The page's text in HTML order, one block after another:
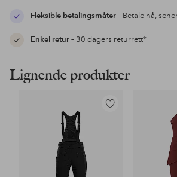
Fleksible betalingsmåter– Betale nå,
Enkel retur– 30 dagers returrett*
Lignende produkter
Legg